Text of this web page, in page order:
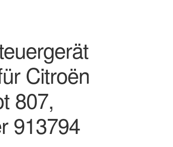
Citroën
807,
913794